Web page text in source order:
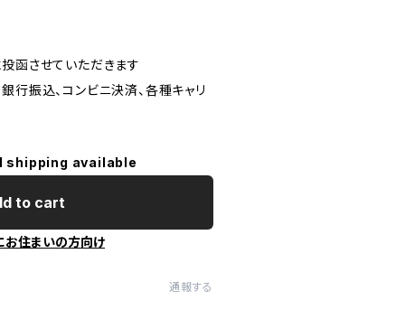
函させていただきます
行振込、コンビニ決済、各種キャリ
shipping available
to cart
お住まいの方向け
通報する